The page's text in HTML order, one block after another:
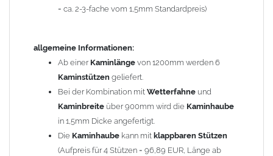
= ca. 2-3-fache vom 1,5mm Standardpreis)
allgemeine Informationen:
Ab einer Kaminlänge von 1200mm werden 6
Kaminstützen geliefert.
Bei der Kombination mit Wetterfahne und
Kaminbreite über 900mm wird die Kaminhaube
in 1,5mm Dicke angefertigt.
Die Kaminhaube kann mit klappbaren Stützen
(Aufpreis für 4 Stützen = 96,89 EUR, Länge ab